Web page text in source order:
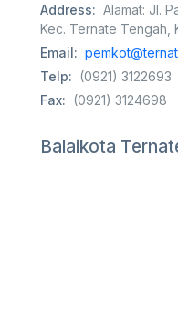
Address: Alamat: Jl.
Kec. Ternate Tengah,
Email:
Telp: (0921) 3122693
Fax: (0921) 3124698
Balaikota